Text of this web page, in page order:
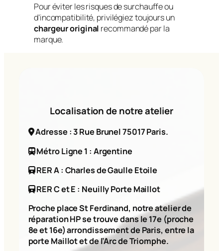
Pour éviter les risques de surchauffe ou
d’incompatibilité, privilégiez toujours un
chargeur original recommandé par la
marque.
Localisation de notre atelier
Adresse : 3 Rue Brunel 75017 Paris.
Métro Ligne 1 : Argentine
RER A : Charles de Gaulle Etoile
RER C et E : Neuilly Porte Maillot
Proche place St Ferdinand, notre atelier de
réparation HP se trouve dans le 17e (proche
8e et 16e) arrondissement de Paris, entre la
porte Maillot et de l’Arc de Triomphe.